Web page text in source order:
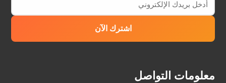
اشترك الآن
معلومات التواصل